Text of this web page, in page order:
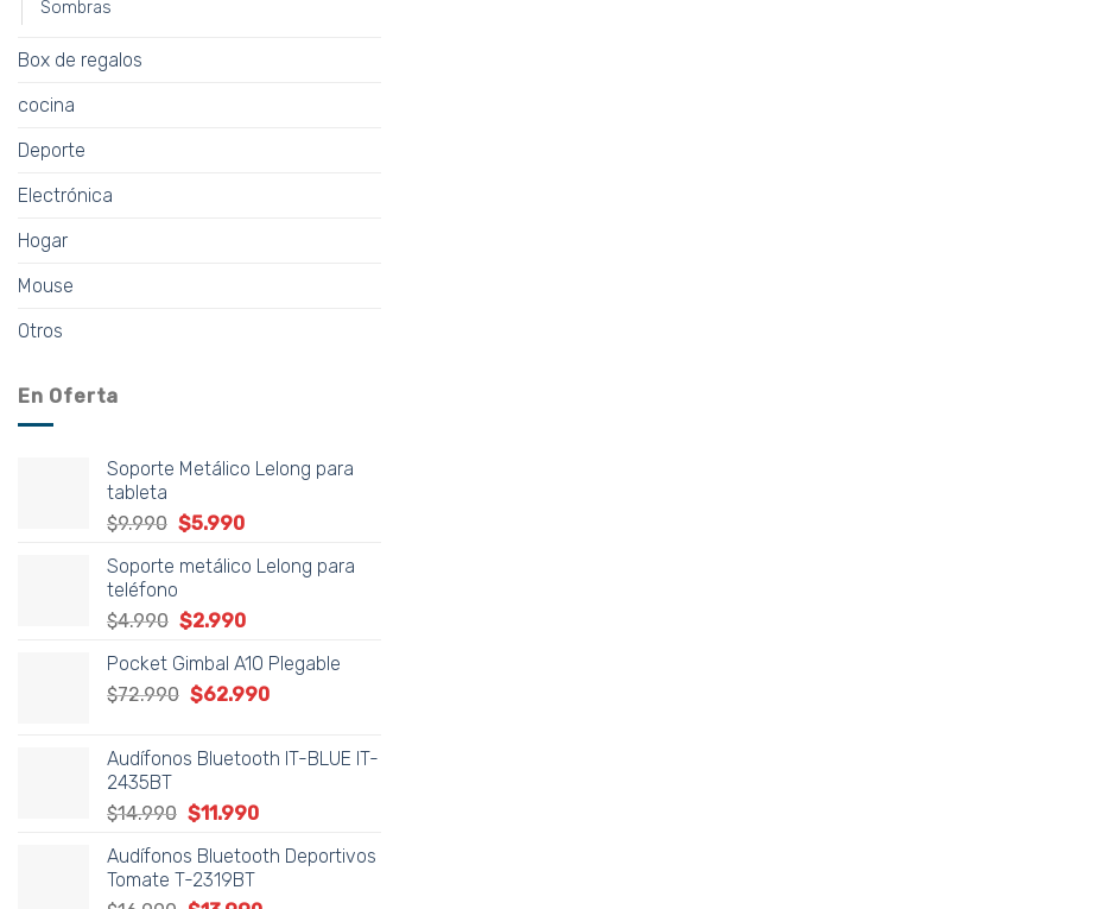
Sombras
Box de regalos
cocina
Deporte
Electrónica
Hogar
Mouse
Otros
En Oferta
Soporte Metálico Lelong para
tableta
$9.990 El
original
era:
$9.990.
$5.990El
actual
$5.990.
Soporte metálico Lelong para
teléfono
$4.990 El
original
era:
$2.990El
actual
es:
Pocket Gimbal A10 Plegable
$72.990 El
era:
$62.990El
es:
Audífonos Bluetooth IT-BLUE IT-
2435BT
$14.990 El
original
era:
$11.990El
actual
Audífonos Bluetooth Deportivos
Tomate T-2319BT